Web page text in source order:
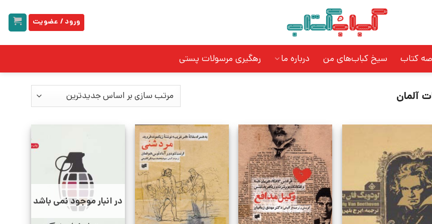
ورود / عضویت
کتاب سیخ کباب‌های من درباره ما رهگیری مرسولات پستی
آلمان
در انبار موجود نمی باشد